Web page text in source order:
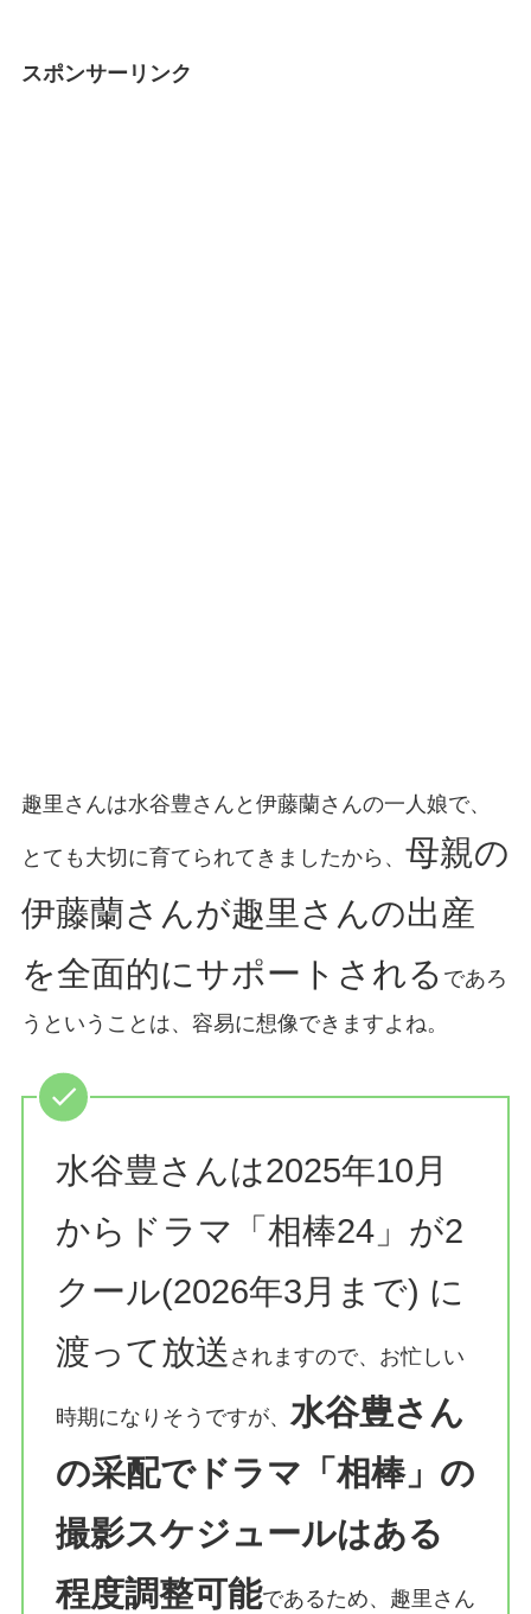
スポンサーリンク
趣里さんは水谷豊さんと伊藤蘭さんの一人娘で、
とても大切に育てられてきましたから、 母親の
伊藤蘭さんが趣里さんの出産
を全面的にサポートされる であろ
うということは、容易に想像できますよね。
水谷豊さんは2025年10月
からドラマ「相棒24」が2
クール(2026年3月まで) に
渡って放送 されますので、お忙しい
時期になりそうですが、 水谷豊さん
の采配でドラマ「相棒」の
撮影スケジュールはある
程度調整可能であるため、趣里さん